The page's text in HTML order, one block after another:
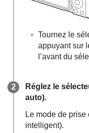
Tournez le
appuyant sur
l’avant du
Réglez le
auto).
Le mode de
intelligent).